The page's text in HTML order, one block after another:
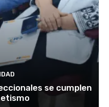
se cumplen